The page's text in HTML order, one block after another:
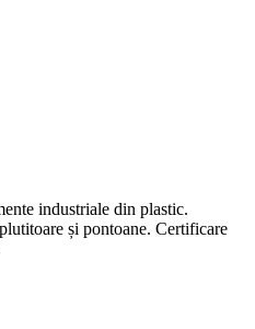
industriale din plastic.
și pontoane. Certificare